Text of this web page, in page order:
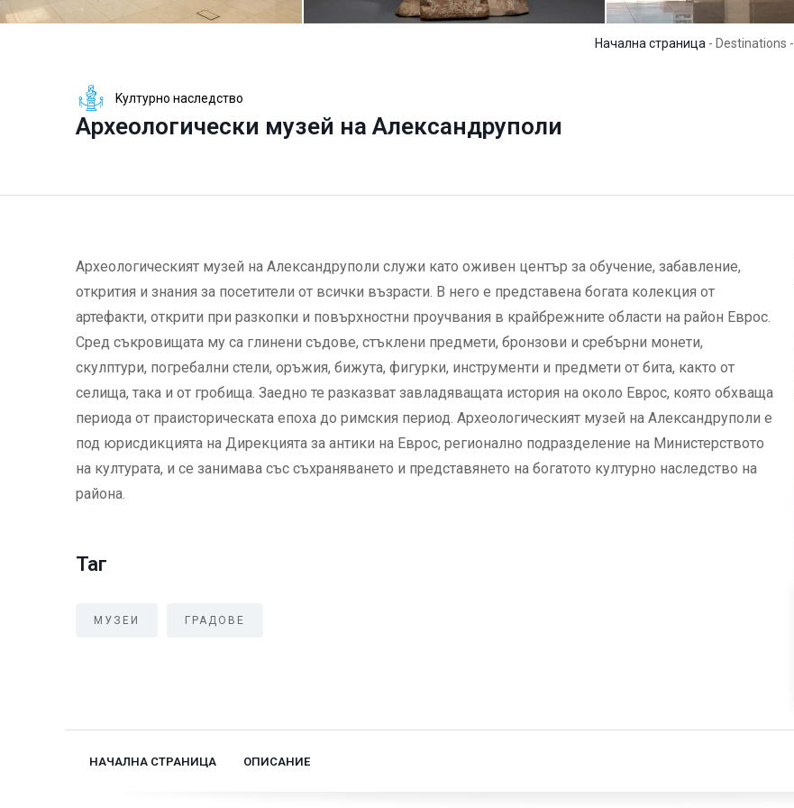
Начална страница - Destinations -
Kултурно наследство
Археологически музей на Александруполи
Археологическият музей на Александруполи служи като оживен център за обучение, забавление,
открития и знания за посетители от всички възрасти. В него е представена богата колекция от
артефакти, открити при разкопки и повърхностни проучвания в крайбрежните области на район Еврос.
Сред съкровищата му са глинени съдове, стъклени предмети, бронзови и сребърни монети,
скулптури, погребални стели, оръжия, бижута, фигурки, инструменти и предмети от бита, както от
селища, така и от гробища. Заедно те разказват завладяващата история на около Еврос, която обхваща
периода от праисторическата епоха до римския период. Археологическият музей на Александруполи е
под юрисдикцията на Дирекцията за антики на Еврос, регионално подразделение на Министерството
на културата, и се занимава със съхраняването и представянето на богатото културно наследство на
района.
Таг
МУЗЕИ ГРАДОВЕ
НАЧАЛНА СТРАНИЦА ОПИСАНИЕ